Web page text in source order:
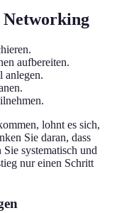
aufbereiten.
anlegen.
lohnt es sich,
Sie daran, dass
systematisch und
nur einen Schritt